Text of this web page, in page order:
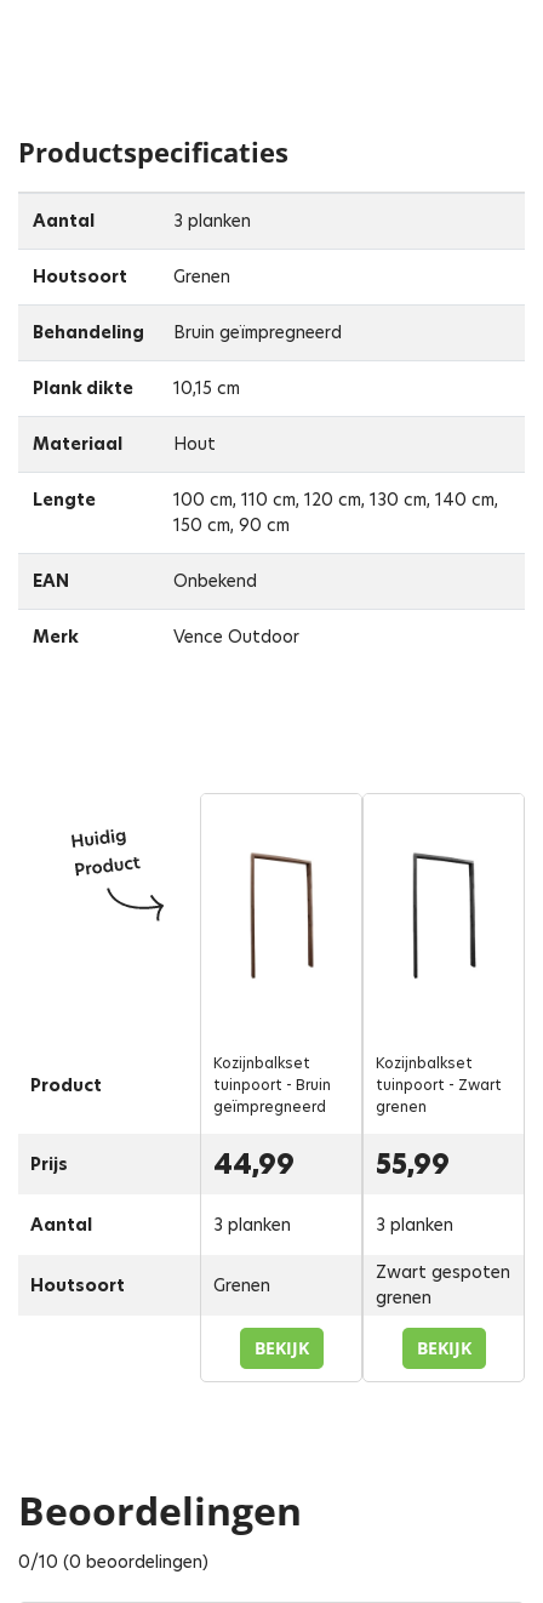
Productspecificaties
Aantal 3 planken
Houtsoort Grenen
Behandeling Bruin geïmpregneerd
Plank dikte 10,15 cm
Materiaal Hout
Lengte
100 cm, 110 cm, 120 cm, 130 cm, 140 cm,
150 cm, 90 cm
EAN Onbekend
Merk Vence Outdoor
Product
Prijs
Aantal
Houtsoort
Kozijnbalkset
tuinpoort - Bruin
geïmpregneerd
44,99
3 planken
Grenen
BEKIJK
Kozijnbalkset
tuinpoort - Zwart
grenen
55,99
3 planken
Zwart gespoten
grenen
BEKIJK
Beoordelingen
0/10 (0 beoordelingen)